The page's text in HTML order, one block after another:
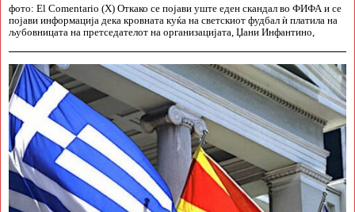
фото: El Comentario (X) Откако се појави уште еден скандал во ФИФА и се
појави информација дека кровната куќа на светскиот фудбал ѝ платила на
љубовницата на претседателот на организацијата, Џани Инфантино,